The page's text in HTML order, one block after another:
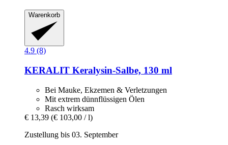
Warenkorb
4.9 (8)
KERALIT Keralysin-​Salbe, 130 ml
Bei Mauke, Ekzemen & Verletzungen
Mit extrem dünnflüssigen Ölen
Rasch wirksam
€ 13,39 (€ 103,00 / l)
Zustellung bis 03. September